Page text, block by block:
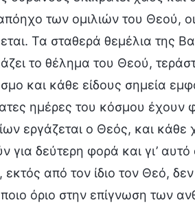
των ομιλιών του Θεού,
Τα σταθερά θεμέλια της
το θέλημα του Θεού,
και κάθε είδους σημεία
ημέρες του κόσμου έχουν
εργάζεται ο Θεός, και κάθε
για δεύτερη φορά και γι’
από τον ίδιο τον Θεό,
όριο στην επίγνωση των